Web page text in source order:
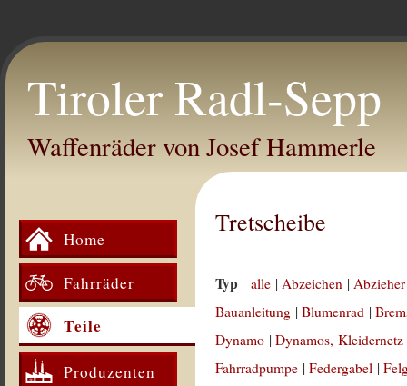
Tiroler Radl-Sepp
Waffenräder von Josef Hammerle
Home
Fahrräder
Teile
Produzenten
Tretscheibe
Typ alle |Abzeichen |
Bauanleitung |Blumenrad |
Dynamo |Dynamos, Kleidernetz
Fahrradpumpe |Federgabel |